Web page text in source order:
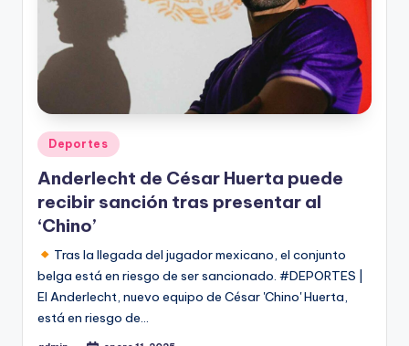
Publicado
en
Deportes
Anderlecht de César Huerta puede
recibir sanción tras presentar al
‘Chino’
Tras la llegada del jugador mexicano, el conjunto
belga está en riesgo de ser sancionado. #DEPORTES |
El Anderlecht, nuevo equipo de César 'Chino' Huerta,
está en riesgo de…